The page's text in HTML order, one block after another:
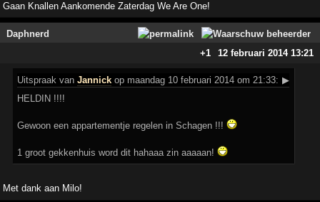
Gaan Knallen Aankomende Zaterdag We Are One!
Daphnerd
+1
12 februari 2014 13:21
Uitspraak vanJannick op maandag 10 februari 2014 om 21:33: ▶
HELDIN !!!!
Gewoon een appartementje regelen in Schagen !!!
1 groot gekkenhuis word dit hahaaa zin aaaaan!
Met dank aan Milo!